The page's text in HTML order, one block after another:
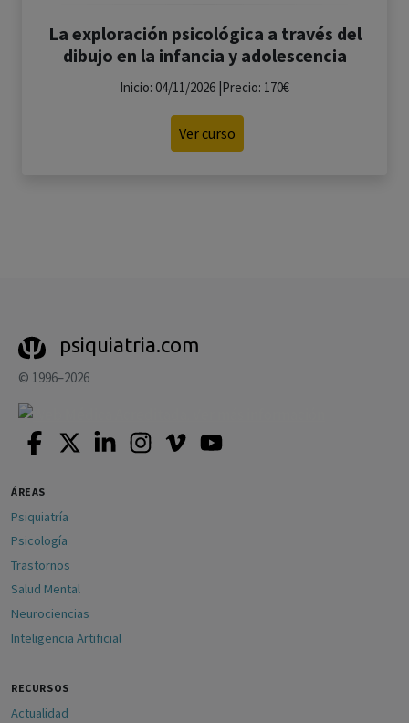
La exploración psicológica a través del
dibujo en la infancia y adolescencia
Inicio: 04/11/2026 |Precio: 170€
Ver curso
psiquiatria.com
© 1996–2026
ÁREAS
Psiquiatría
Psicología
Trastornos
Salud Mental
Neurociencias
Inteligencia Artificial
RECURSOS
Actualidad